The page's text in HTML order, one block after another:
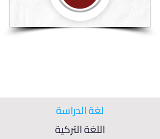
لغة الدراسة
اللغة التركية